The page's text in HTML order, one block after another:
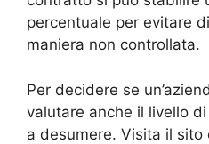
percentuale per evitare
maniera non controllata.
Per decidere se
valutare anche il livello
a desumere. Visita il